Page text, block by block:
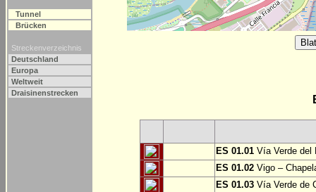
Tunnel
Brücken
Streckenverzeichnis
Deutschland
Europa
Weltweit
Draisinenstrecken
ES 01.01 Vía Verde del
ES 01.02 Vigo –
ES 01.03 Vía Verde de